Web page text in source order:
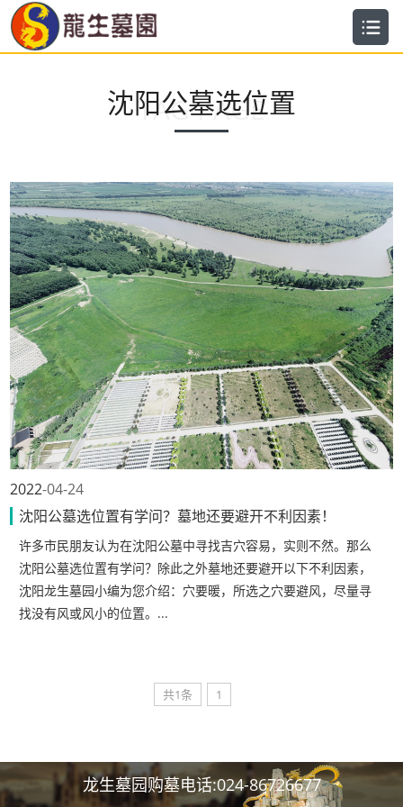
沈阳公墓选位置
TAG PAGE
04-24
2022
沈阳公墓选位置有学问？墓地还要避开不利因素！
许多市民朋友认为在沈阳公墓中寻找吉穴容易，实则不然。那么
沈阳公墓选位置有学问？除此之外墓地还要避开以下不利因素，
沈阳龙生墓园小编为您介绍：穴要暖，所选之穴要避风，尽量寻
找没有风或风小的位置。...
共1条 1
龙生墓园购墓电话:024-86726677